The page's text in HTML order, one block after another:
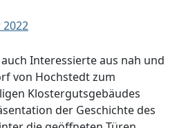
Interessierte aus nah und
von Hochstedt zum
Klostergutsgebäudes
der Geschichte des